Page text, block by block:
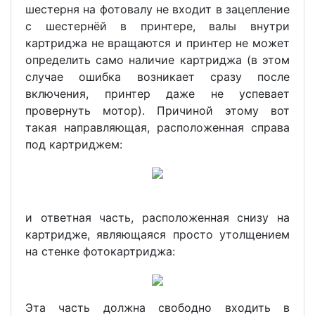
шестерня на фотовалу не входит в зацепление
с шестернёй в принтере, валы внутри
картриджа не вращаются и принтер не может
определить само наличие картриджа (в этом
случае ошибка возникает сразу после
включения, принтер даже не успевает
провернуть мотор). Причиной этому вот
такая направляющая, расположенная справа
под картриджем:
и ответная часть, расположенная снизу на
картридже, являющаяся просто утолщением
на стенке фотокартриджа:
Эта часть должна свободно входить в